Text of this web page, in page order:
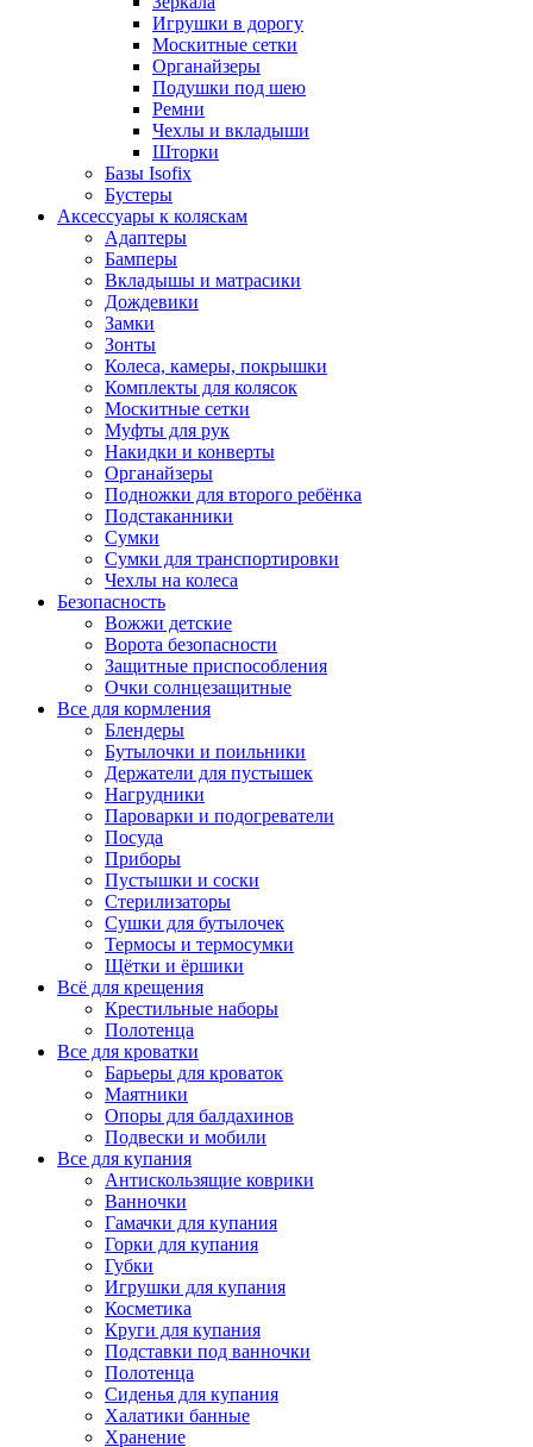
Игрушки в дорогу
Москитные сетки
Органайзеры
Подушки под шею
Ремни
Чехлы и вкладыши
Шторки
Базы Isofix
Бустеры
Аксессуары к коляскам
Адаптеры
Бамперы
Вкладышы и матрасики
Дождевики
Замки
Зонты
Колеса, камеры, покрышки
Комплекты для колясок
Москитные сетки
Муфты для рук
Накидки и конверты
Органайзеры
Подножки для второго ребёнка
Подстаканники
Сумки
Сумки для транспортировки
Чехлы на колеса
Безопасность
Вожжи детские
Ворота безопасности
Защитные приспособления
Очки солнцезащитные
Все для кормления
Блендеры
Бутылочки и поильники
Держатели для пустышек
Нагрудники
Пароварки и подогреватели
Посуда
Приборы
Пустышки и соски
Стерилизаторы
Сушки для бутылочек
Термосы и термосумки
Щётки и ёршики
Всё для крещения
Крестильные наборы
Полотенца
Все для кроватки
Барьеры для кроваток
Маятники
Опоры для балдахинов
Подвески и мобили
Все для купания
Антискользящие коврики
Ванночки
Гамачки для купания
Горки для купания
Губки
Игрушки для купания
Косметика
Круги для купания
Подставки под ванночки
Полотенца
Сиденья для купания
Халатики банные
Хранение